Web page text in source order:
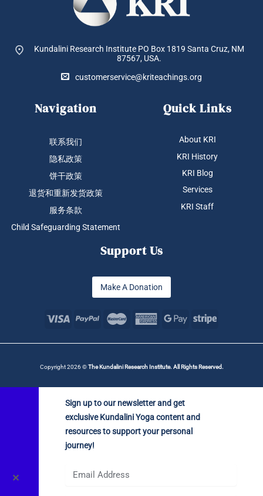
Kundalini Research Institute PO Box 1819 Santa Cruz, NM
87567, USA.
customerservice@kriteachings.org
Navigation
联系我们
隐私政策
饼干政策
退货和重新发货政策
服务条款
Child Safeguarding Statement
Quick Links
About KRI
KRI History
KRI Blog
Services
KRI Staff
Support Us
Make A Donation
Copyright 2026 ©The Kundalini Research Institute. All Rights Reserved.
✕
Sign up to our newsletter and get
exclusive Kundalini Yoga content and
resources to support your personal
journey!